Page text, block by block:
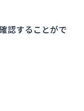
認することがで